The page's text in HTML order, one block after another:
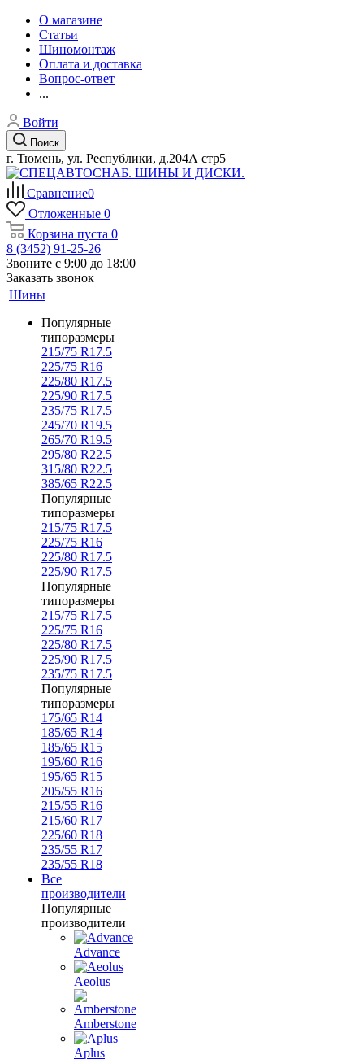
О магазине
Статьи
Шиномонтаж
Оплата и доставка
Вопрос-ответ
...
Войти
Поиск
г. Тюмень, ул. Республики, д.204А стр5
Сравнение0
Отложенные 0
Корзина пуста 0
8 (3452) 91-25-26
Звоните с 9:00 до 18:00
Заказать звонок
Шины
Популярные
типоразмеры
215/75 R17.5
225/75 R16
225/80 R17.5
225/90 R17.5
235/75 R17.5
245/70 R19.5
265/70 R19.5
295/80 R22.5
315/80 R22.5
385/65 R22.5
Популярные
типоразмеры
215/75 R17.5
225/75 R16
225/80 R17.5
225/90 R17.5
Популярные
типоразмеры
215/75 R17.5
225/75 R16
225/80 R17.5
225/90 R17.5
235/75 R17.5
Популярные
типоразмеры
175/65 R14
185/65 R14
185/65 R15
195/60 R16
195/65 R15
205/55 R16
215/55 R16
215/60 R17
225/60 R18
235/55 R17
235/55 R18
Все
производители
Популярные
производители
Advance
Aeolus
Amberstone
Aplus